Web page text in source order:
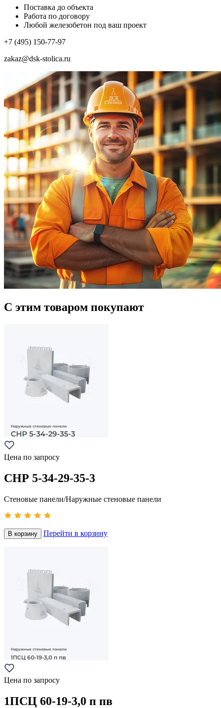
Поставка до объекта
Работа по договору
Любой железобетон под ваш проект
+7 (495) 150-77-97
zakaz@dsk-stolica.ru
С этим товаром покупают
Цена по запросу
СНР 5-34-29-35-3
Стеновые панели/Наружные стеновые панели
В корзину Перейти в корзину
Цена по запросу
1ПСЦ 60-19-3,0 п пв